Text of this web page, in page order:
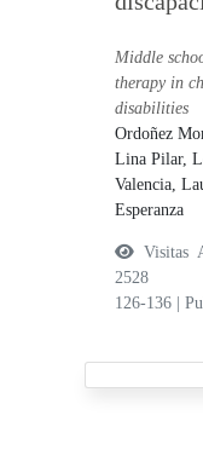
Middle
therapy in
disabilities
Ordoñez
Lina Pilar,
Valencia,
Esperanza
Visitas
2528
126-136
|